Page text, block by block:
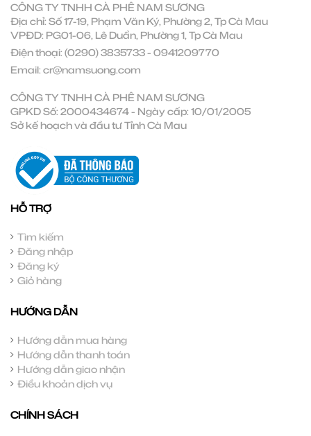
CÔNG TY TNHH CÀ PHÊ NAM SƯƠNG
Địa chỉ: Số 17-19, Phạm Văn Ký, Phường 2, Tp Cà Mau
VPĐD: PG01-06, Lê Duẩn, Phường 1, Tp Cà Mau
Điện thoại: (0290) 3835733- 0941209770
Email: cr@namsuong.com
CÔNG TY TNHH CÀ PHÊ NAM SƯƠNG
GPKD Số: 2000434674 - Ngày cấp: 10/01/2005
Sở kế hoạch và đầu tư Tỉnh Cà Mau
HỖ TRỢ
Tìm kiếm
Đăng nhập
Đăng ký
Giỏ hàng
HƯỚNG DẪN
Hướng dẫn mua hàng
Hướng dẫn thanh toán
Hướng dẫn giao nhận
Điều khoản dịch vụ
CHÍNH SÁCH